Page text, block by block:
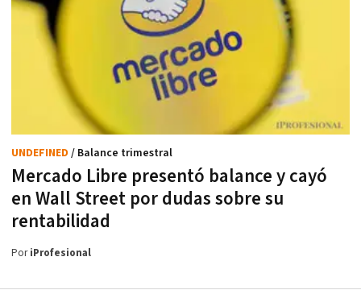
Mercado Libre presentó balance y cayó
en Wall Street por dudas sobre su
rentabilidad
UNDEFINED / Balance trimestral
PoriProfesional